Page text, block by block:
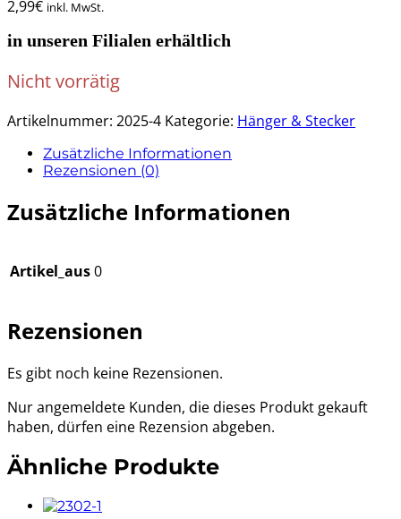
2,99€ inkl. MwSt.
in unseren Filialen erhältlich
Nicht vorrätig
Artikelnummer: 2025-4 Kategorie: Hänger & Stecker
Zusätzliche Informationen
Rezensionen (0)
Zusätzliche Informationen
Artikel_aus0
Rezensionen
Es gibt noch keine Rezensionen.
Nur angemeldete Kunden, die dieses Produkt gekauft
haben, dürfen eine Rezension abgeben.
Ähnliche Produkte